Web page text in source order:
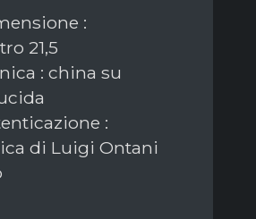
:
21,5
: china su
:
di Luigi Ontani